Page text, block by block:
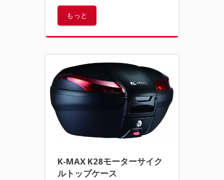
もっと
K-MAX K28モーターサイク
ルトップケース